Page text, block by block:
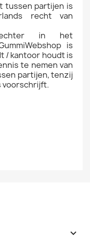
tussen partijen is
recht van
in het
is
/ kantoor houdt is
te nemen van
partijen, tenzij
voorschrijft.
